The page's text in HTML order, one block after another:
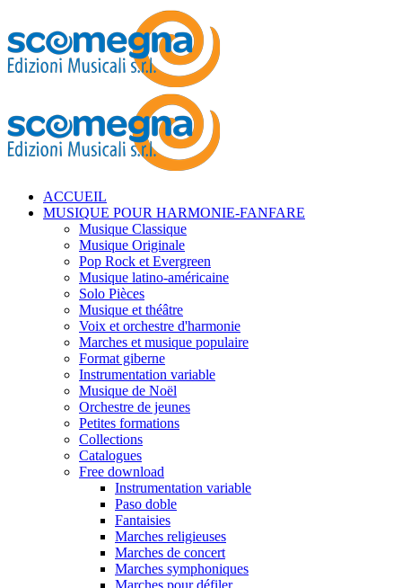
ACCUEIL
MUSIQUE POUR HARMONIE-FANFARE
Musique Classique
Musique Originale
Pop Rock et Evergreen
Musique latino-américaine
Solo Pièces
Musique et théâtre
Voix et orchestre d'harmonie
Marches et musique populaire
Format giberne
Instrumentation variable
Musique de Noël
Orchestre de jeunes
Petites formations
Collections
Catalogues
Free download
Instrumentation variable
Paso doble
Fantaisies
Marches religieuses
Marches de concert
Marches symphoniques
Marches pour défiler